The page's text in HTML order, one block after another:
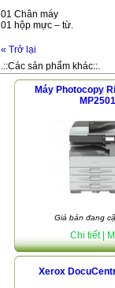
01 Chân máy
01 hộp mực – từ.
« Trở lại
.::Các sản phẩm khác::.
Máy Photocopy
MP2501
Giá bán đang
Chi tiết |
Xerox